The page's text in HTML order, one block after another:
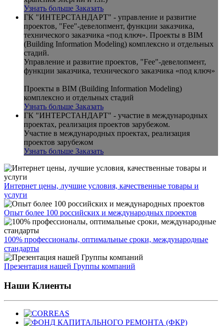
Узнать больше Заказать
ГК "ИНТЕРСТАНДАРТ" - управление и развитие
проектов, "Fee"-девелопмент, функции заказчика,
технического заказчика «под ключ». Проекты в BIM
(Building Information Modeling) комплексно и отдельных
стадий.
Управление и развитие проектов, "Fee"-девелопмент,
функции заказчика, технического заказчика «под ключ»
Проекты в BIM (Building Information Modeling)
комплексно и отдельных стадий
Узнать больше Заказать
ГК "ИНТЕРСТАНДАРТ" - участие в международных
проектах, реализация проектов зарубежом.
Участие в международных проектах, реализация
проектов зарубежом
Узнать больше Заказать
Интернет цены, лучшие условия, качественные товары и
услуги
Опыт более 100 российских и международных проектов
100% профессионалы, оптимальные сроки, международные
стандарты
Презентация нашей Группы компаний
Наши Клиенты